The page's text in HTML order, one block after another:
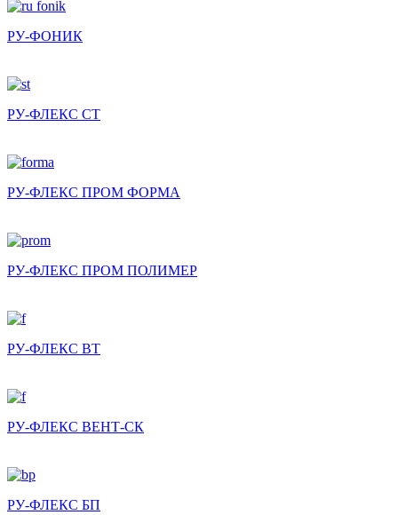
РУ-ФОНИК
РУ-ФЛЕКС СТ
РУ-ФЛЕКС ПРОМ ФОРМА
РУ-ФЛЕКС ПРОМ ПОЛИМЕР
РУ-ФЛЕКС ВТ
РУ-ФЛЕКС ВЕНТ-СК
РУ-ФЛЕКС БП